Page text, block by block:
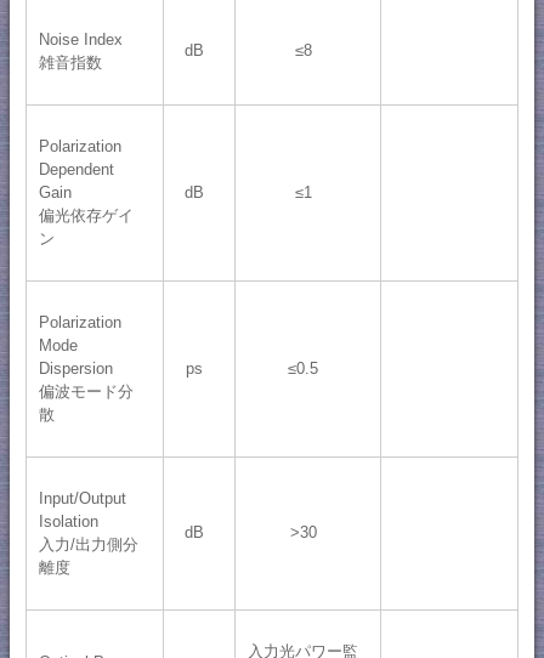
Noise Index
雑音指数
dB ≤8
Polarization
Dependent
Gain
偏光依存ゲイ
ン
dB ≤1
Polarization
Mode
Dispersion
偏波モード分
散
ps ≤0.5
Input/Output
Isolation
入力/出力側分
離度
dB >30
入力光パワー監